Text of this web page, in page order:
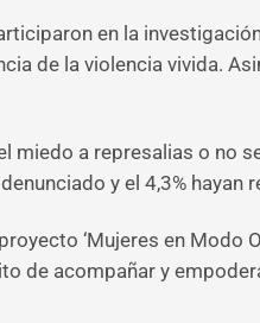
en la
de la violencia vivida.
miedo a represalias o no
y el 4,3% hayan
‘Mujeres en Modo
de acompañar y